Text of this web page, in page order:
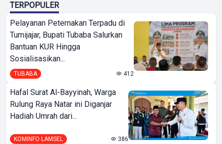
TERPOPULER
Pelayanan Peternakan Terpadu di
Tumijajar, Bupati Tubaba Salurkan
Bantuan KUR Hingga
Sosialisasikan...
TUBABA 412
Hafal Surat Al-Bayyinah, Warga
Rulung Raya Natar ini Diganjar
Hadiah Umrah dari...
KOMINFO LAMSEL 386